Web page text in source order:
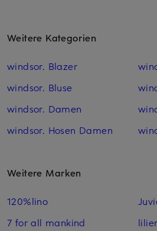
Weitere Kategorien
windsor. Blazer
windsor. Bluse
windsor. Damen
windsor. Hosen Damen
Weitere Marken
120%lino
7 for all mankind